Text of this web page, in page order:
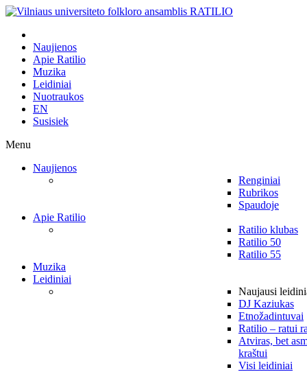
Naujienos
Apie Ratilio
Muzika
Leidiniai
Nuotraukos
EN
Susisiek
Menu
Naujienos
Renginiai
Rubrikos
Spaudoje
Apie Ratilio
Ratilio klubas
Ratilio 50
Ratilio 55
Muzika
Leidiniai
Naujausi
DJ Kaziukas
Etnožadintuvai
Ratilio – ratui
Atviras, bet
kraštui
Visi leidiniai